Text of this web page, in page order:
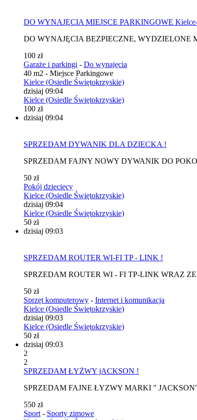
DO WYNAJĘCIA MIEJSCE PARKINGOWE
DO WYNAJĘCIA BEZPIECZNE, WYDZIELONE
100 zł
Garaże i parkingi - Do wynajęcia
40 m2 - Miejsce Parkingowe
Kielce (Osiedle Świętokrzyskie)
dzisiaj 09:04
Kielce (Osiedle Świętokrzyskie)
100 zł
dzisiaj 09:04
SPRZEDAM DYWANIK DLA DZIECKA !
SPRZEDAM FAJNY NOWY DYWANIK DO
50 zł
Pokój dziecięcy
Kielce (Osiedle Świętokrzyskie)
dzisiaj 09:04
Kielce (Osiedle Świętokrzyskie)
50 zł
dzisiaj 09:03
SPRZEDAM ROUTER WI-FI TP - LINK !
SPRZEDAM ROUTER WI - FI TP-LINK WRAZ
50 zł
Sprzęt komputerowy - Internet i komunikacja
Kielce (Osiedle Świętokrzyskie)
dzisiaj 09:03
Kielce (Osiedle Świętokrzyskie)
50 zł
dzisiaj 09:03
2
2
SPRZEDAM ŁYŻWY jACKSON !
SPRZEDAM FAJNE ŁYZWY MARKI "
550 zł
Sport - Sporty zimowe